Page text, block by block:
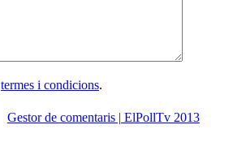
termes i condicions.
Gestor de comentaris | ElPollTv 2013